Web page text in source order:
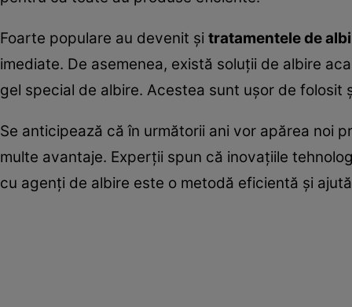
Foarte populare au devenit și tratamentele de
imediate. De asemenea, există soluții de albire
gel special de albire. Acestea sunt ușor de
Se anticipează că în următorii ani vor apărea noi
multe avantaje. Experții spun că inovațiile
cu agenți de albire este o metodă eficientă și